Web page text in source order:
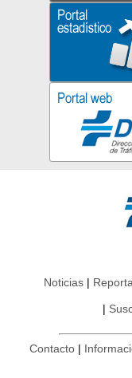
Noticias
Contacto